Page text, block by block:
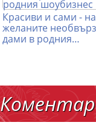
Красиви и сами -
желаните
дами в родния…